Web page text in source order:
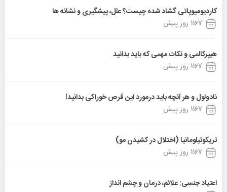
کاردیومیوپاتی گشاد شده چیست؟ علل، پیشگیری و نشانه ها
1167 روز پیش
هیپرکالمی و نکات مهمی که باید بدانید
1167 روز پیش
نادولول و هر آنچه باید درمورد این قرص خوراکی بدانید!
1167 روز پیش
تریکوتیلومانیا (اختلال در کشیدن مو)
1167 روز پیش
اعتیاد جنسی: علائم، درمان و چشم انداز